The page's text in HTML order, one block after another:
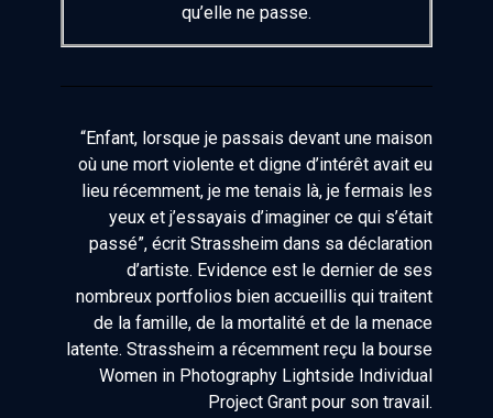
qu’elle ne passe.
“Enfant, lorsque je passais devant une maison
où une mort violente et digne d’intérêt avait eu
lieu récemment, je me tenais là, je fermais les
yeux et j’essayais d’imaginer ce qui s’était
passé”, écrit Strassheim dans sa déclaration
d’artiste. Evidence est le dernier de ses
nombreux portfolios bien accueillis qui traitent
de la famille, de la mortalité et de la menace
latente. Strassheim a récemment reçu la bourse
Women in Photography Lightside Individual
Project Grant pour son travail.